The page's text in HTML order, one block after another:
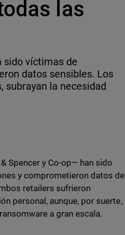
las
sido víctimas de
datos sensibles. Los
subrayan la necesidad
Spencer y Co-op— han sido
y comprometieron datos de
retailers sufrieron
personal, aunque, por suerte,
a gran escala.